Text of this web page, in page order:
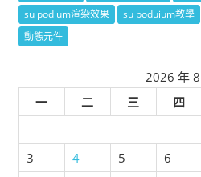
su podium渲染效果
su poduium教學
動態元件
2026 年
一
二 三 四
3
4 5 6